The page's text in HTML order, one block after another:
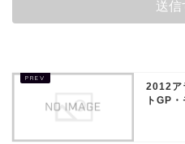
2012ア
トGP